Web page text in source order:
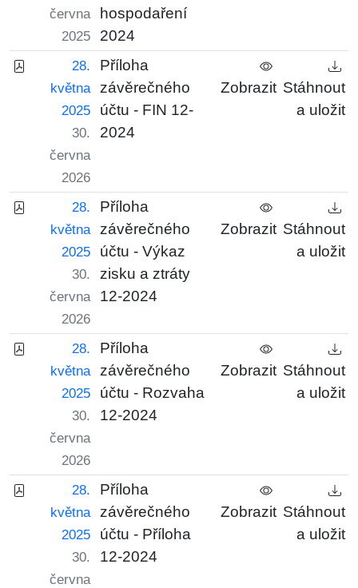
června
2025
hospodaření
2024
28.
května
2025
30.
června
2026
Příloha
závěrečného
účtu - FIN 12-
2024
Zobrazit Stáhnout
a uložit
28.
května
2025
30.
června
2026
Příloha
závěrečného
účtu - Výkaz
zisku a ztráty
12-2024
Zobrazit Stáhnout
a uložit
28.
května
2025
30.
června
2026
Příloha
závěrečného
účtu - Rozvaha
12-2024
Zobrazit Stáhnout
a uložit
28.
května
2025
30.
června
Příloha
závěrečného
účtu - Příloha
12-2024
Zobrazit Stáhnout
a uložit